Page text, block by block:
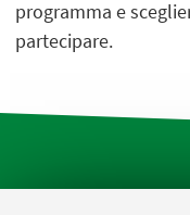
programma e
partecipare.